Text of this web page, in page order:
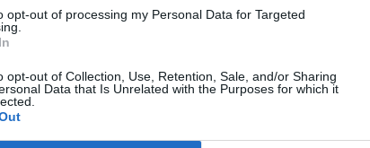
opt-out of processing my Personal Data for Targeted
opt-out of Collection, Use, Retention, Sale, and/or Sharing
Data that Is Unrelated with the Purposes for which it
25953
25956
25957
25958